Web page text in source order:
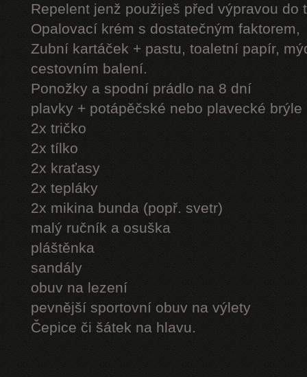
Repelent jenž použiješ před výpravou do
Opalovací krém s dostatečným faktorem,
Zubní kartáček + pastu, toaletní papír,
cestovním balení.
Ponožky a spodní prádlo na 8 dní
plavky + potápěčské nebo plavecké brýle
2x tričko
2x tílko
2x kraťasy
2x tepláky
2x mikina bunda (popř. svetr)
malý ručník a osuška
pláštěnka
sandály
obuv na lezení
pevnější sportovní obuv na výlety
Čepice či šátek na hlavu.